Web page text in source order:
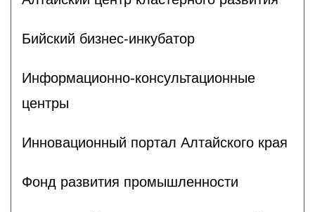
Бийский бизнес-инкубатор
Информационно-консультационные
центры
Инновационный портал Алтайского края
Фонд развития промышленности